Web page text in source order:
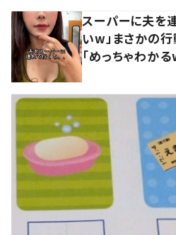
スーパーに夫を
いw」まさかの行
「めっちゃわか